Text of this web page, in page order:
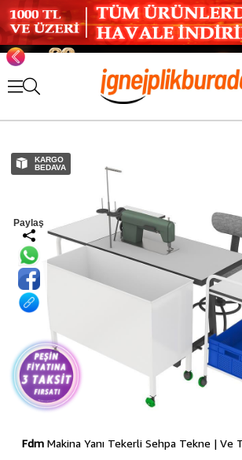
KARGO
BEDAVA
Paylaş
FdmMakina Yanı Tekerli Sehpa Tekne | Ve